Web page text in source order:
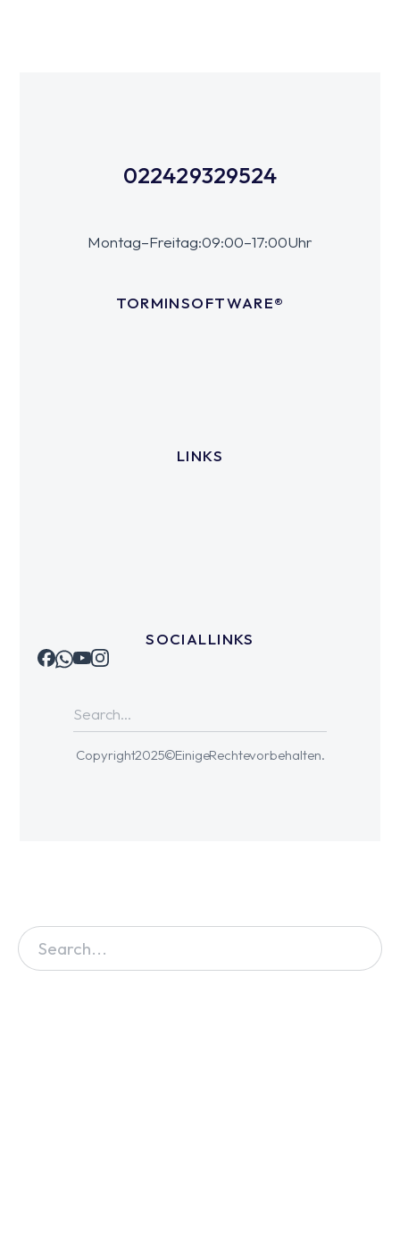
02242 9329524
Montag – Freitag: 09:00 – 17:00 Uhr
TORMIN SOFTWARE®
LINKS
SOCIAL LINKS
Copyright 2025 © Einige Rechte vorbehalten.